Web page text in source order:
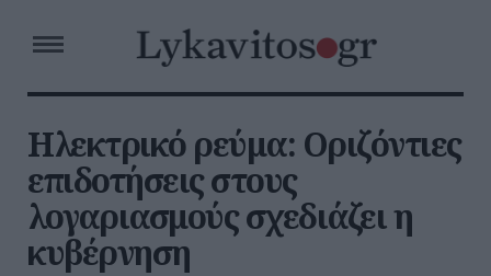
Ηλεκτρικό ρεύμα: Οριζόντιες
επιδοτήσεις στους
λογαριασμούς σχεδιάζει η
κυβέρνηση